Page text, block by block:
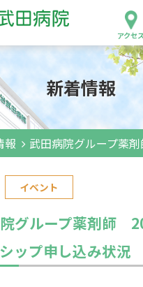
アクセ
新着情報
報 武田病院グループ薬
イベント
グループ薬剤師
ップ申し込み状況